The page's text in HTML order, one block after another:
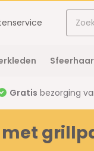
Gratis bezorging